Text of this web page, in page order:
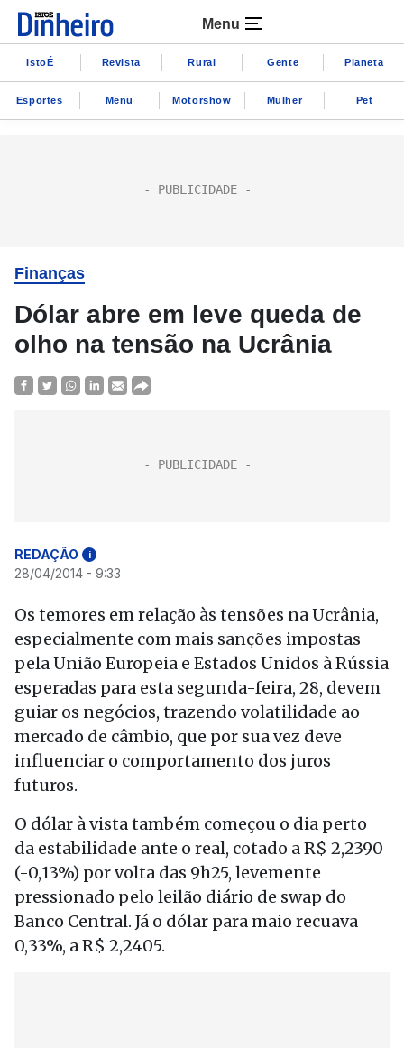
Menu
IstoÉ Revista Rural Gente Planeta
Esportes Menu Motorshow Mulher Pet
Finanças
Dólar abre em leve queda de
olho na tensão na Ucrânia
REDAÇÃO i
28/04/2014 - 9:33
Os temores em relação às tensões na Ucrânia,
especialmente com mais sanções impostas
pela União Europeia e Estados Unidos à Rússia
esperadas para esta segunda-feira, 28, devem
guiar os negócios, trazendo volatilidade ao
mercado de câmbio, que por sua vez deve
influenciar o comportamento dos juros
futuros.
O dólar à vista também começou o dia perto
da estabilidade ante o real, cotado a R$ 2,2390
(-0,13%) por volta das 9h25, levemente
pressionado pelo leilão diário de swap do
Banco Central. Já o dólar para maio recuava
0,33%, a R$ 2,2405.